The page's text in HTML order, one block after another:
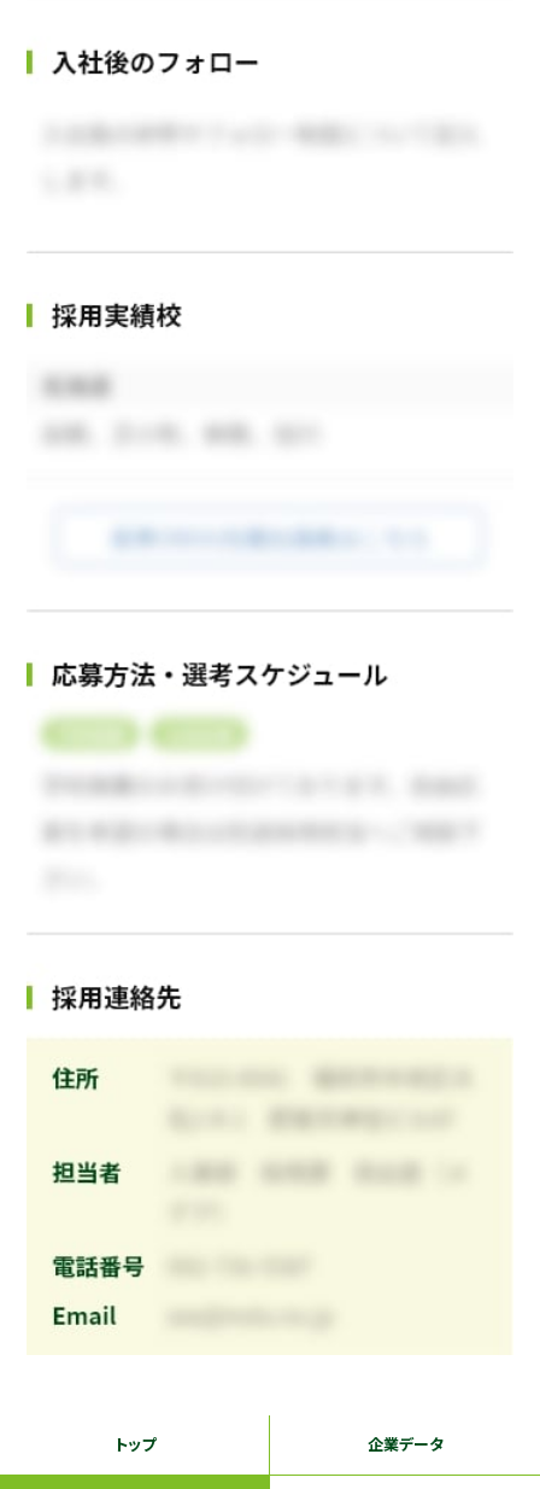
トップ 企業データ